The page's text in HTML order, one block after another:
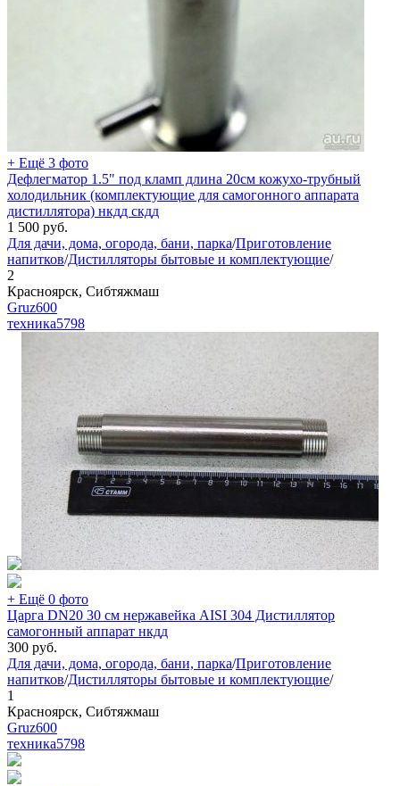
+ Ещё 3 фото
Дефлегматор 1.5" под кламп длина 20см кожухо-трубный
холодильник (комплектующие для самогонного аппарата
дистиллятора) нкдд скдд
1 500 руб.
Для дачи, дома, огорода, бани, парка/Приготовление
напитков/Дистилляторы бытовые и комплектующие/
2
Красноярск, Сибтяжмаш
Gruz600
техника5798
+ Ещё 0 фото
Царга DN20 30 см нержавейка AISI 304 Дистиллятор
самогонный аппарат нкдд
300 руб.
Для дачи, дома, огорода, бани, парка/Приготовление
напитков/Дистилляторы бытовые и комплектующие/
1
Красноярск, Сибтяжмаш
Gruz600
техника5798